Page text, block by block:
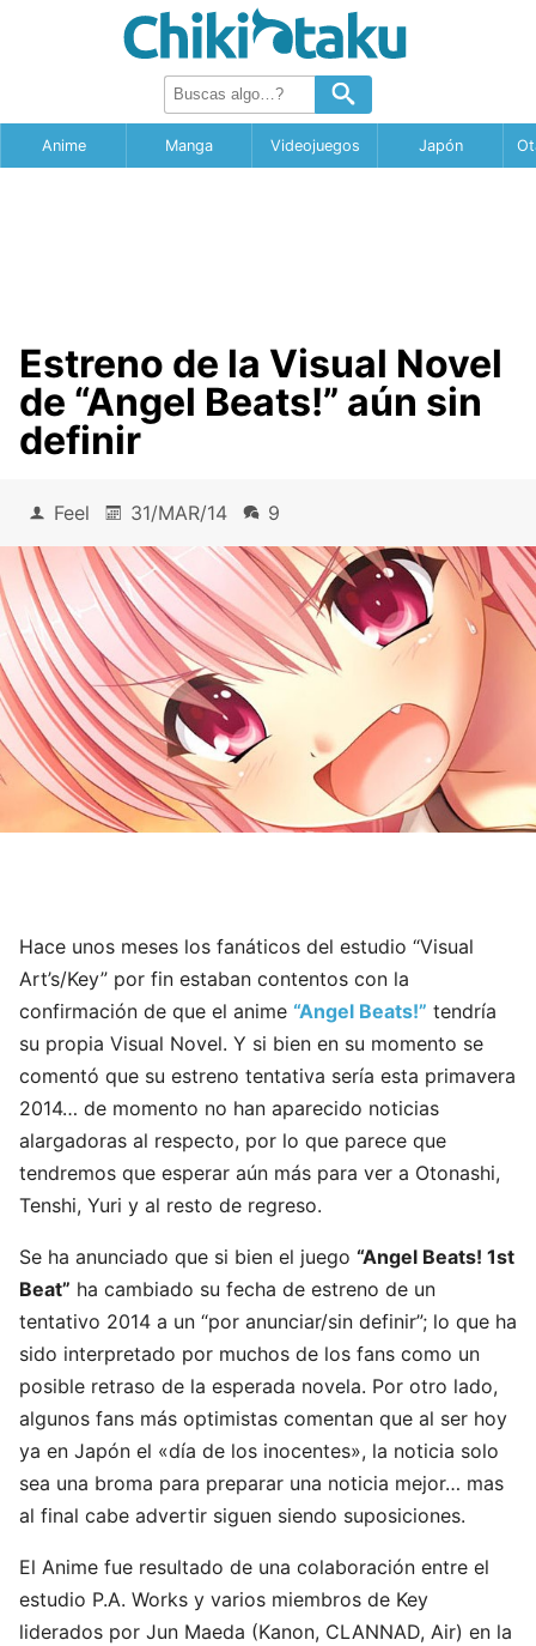
Anime Manga Videojuegos Japón
Estreno de la Visual Novel
de “Angel Beats!” aún sin
definir
Feel 31/MAR/14 9
Hace unos meses los fanáticos del estudio “Visual
Art’s/Key” por fin estaban contentos con la
confirmación de que el anime “Angel Beats!” tendría
su propia Visual Novel. Y si bien en su momento se
comentó que su estreno tentativa sería esta primavera
2014… de momento no han aparecido noticias
alargadoras al respecto, por lo que parece que
tendremos que esperar aún más para ver a Otonashi,
Tenshi, Yuri y al resto de regreso.
Se ha anunciado que si bien el juego “Angel Beats! 1st
Beat” ha cambiado su fecha de estreno de un
tentativo 2014 a un “por anunciar/sin definir”; lo que ha
sido interpretado por muchos de los fans como un
posible retraso de la esperada novela. Por otro lado,
algunos fans más optimistas comentan que al ser hoy
ya en Japón el «día de los inocentes», la noticia solo
sea una broma para preparar una noticia mejor… mas
al final cabe advertir siguen siendo suposiciones.
El Anime fue resultado de una colaboración entre el
estudio P.A. Works y varios miembros de Key
liderados por Jun Maeda (Kanon, CLANNAD, Air) en la